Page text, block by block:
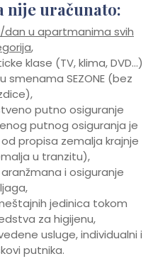
nije uračunato:
u apartmanima svih
,
klase (TV, klima, DVD…)
SEZONE (bez
putno osiguranje
putnog osiguranja je
propisa zemalja krajnje
u tranzitu),
i osiguranje
jedinica tokom
za higijenu,
usluge, individualni i
putnika.